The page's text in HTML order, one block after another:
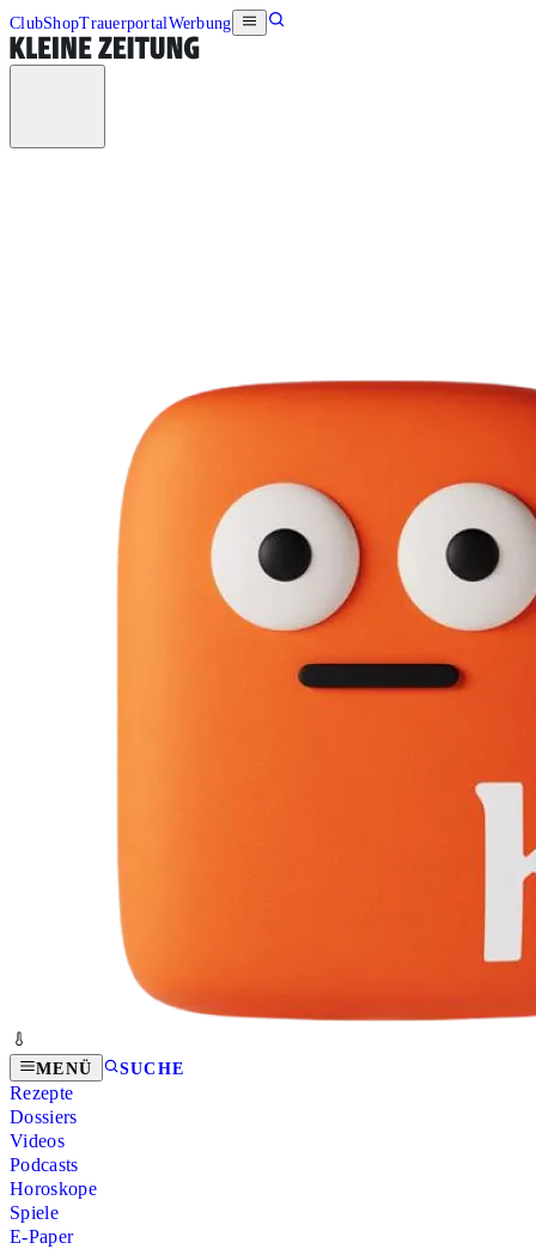
ClubShopTrauerportalWerbung
MENÜ SUCHE
Rezepte
Dossiers
Videos
Podcasts
Horoskope
Spiele
E-Paper